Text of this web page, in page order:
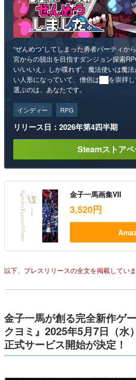
“ぜんめつ”してしまった勇者パーティか
宮からの脱出を目指すダンジョン探索
い/いいえ」しか喋れず、魔法使いは魔
い人形になっていて、僧侶は██を崇拝
選ぶのは、あなたです。
インディー RPG
リリース日：2026年第4四半期
Steamストア
金子一馬画集VII
3,520円
以下、プレスリリースの全文を掲載してい
金子一馬が創る完全新作ゲ
クヨミ』2025年5月7日（水
正式サービス開始が決定！